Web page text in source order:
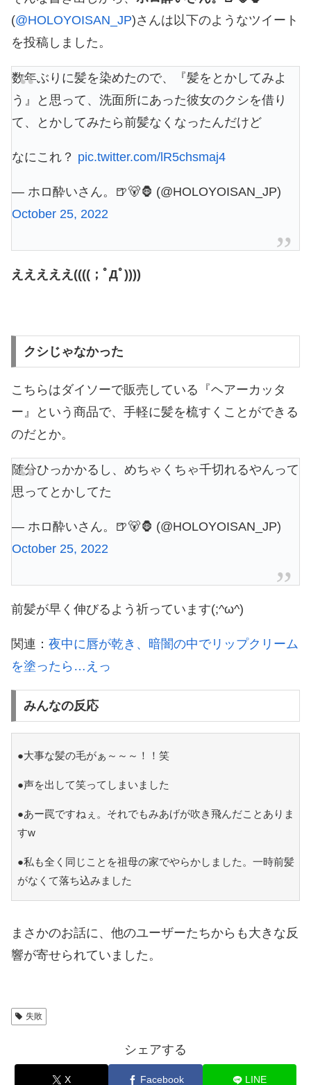
(@HOLOYOISAN_JP)さんは以下のようなツイート
を投稿しました。
数年ぶりに髪を染めたので、『髪をとかしてみよ
う』と思って、洗面所にあった彼女のクシを借り
て、とかしてみたら前髪なくなったんだけど
なにこれ？ pic.twitter.com/lR5chsmaj4
— ホロ酔いさん。🍺🐻🦍 (@HOLOYOISAN_JP)
October 25, 2022
えええええ((((；ﾟДﾟ))))
クシじゃなかった
こちらはダイソーで販売している『ヘアーカッタ
ー』という商品で、手軽に髪を梳すくことができる
のだとか。
随分ひっかかるし、めちゃくちゃ千切れるやんって
思ってとかしてた
— ホロ酔いさん。🍺🐻🦍 (@HOLOYOISAN_JP)
October 25, 2022
前髪が早く伸びるよう祈っています(;^ω^)
関連： 夜中に唇が乾き、暗闇の中でリップクリーム
を塗ったら…えっ
みんなの反応
●大事な髪の毛がぁ～～～！！笑
●声を出して笑ってしまいました
●あー罠ですねぇ。それでもみあげが吹き飛んだことありま
すw
●私も全く同じことを祖母の家でやらかしました。一時前髪
がなくて落ち込みました
まさかのお話に、他のユーザーたちからも大きな反
響が寄せられていました。
失敗
シェアする
X Facebook LINE